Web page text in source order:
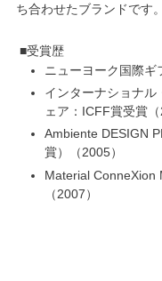
ち合わせたブランドです。
受賞歴
ニューヨーク国際
インターナショナル
ェア：ICFF賞受賞
Ambiente DESIGN
賞）
2005
Material ConneXion
2007